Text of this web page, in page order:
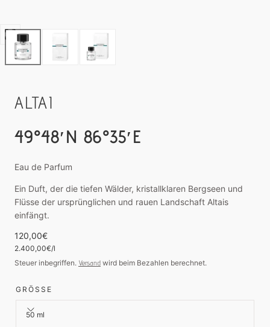
Media
in
öffnen
ALTAI
49°48′N 86°35′E
Eau de Parfum
Ein Duft, der die tiefen Wälder, kristallklaren Bergseen und
Flüsse der ursprünglichen und rauen Landschaft Altais
einfängt.
Regulärer
Preis
120,00€
Stückpreis
2.400,00€/l
Steuer inbegriffen. Versand wird beim Bezahlen berechnet.
GRÖSSE
50 ml